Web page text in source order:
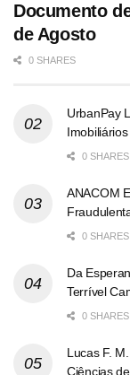
Documento
de Agosto
0 SHARES
UrbanPay
0 SHARES
ANACOM
0 SHARES
Da
Terrível
0 SHARES
Lucas F.
Ciências